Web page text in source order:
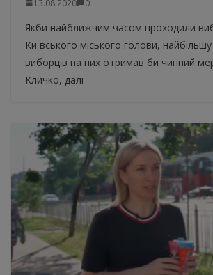
13.08.2020 0
Якби найближчим часом проходили
Київського міського голови,
виборців на них отримав би чинний
Кличко, далі